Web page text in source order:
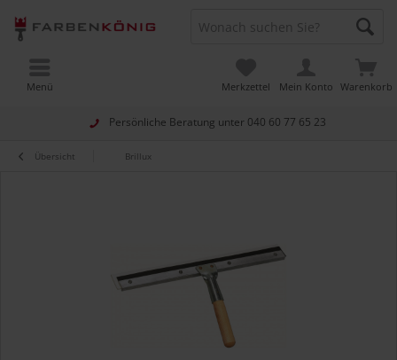
Persönliche Beratung unter 040 60 77 65 23
Warenkorb
Merkzettel Mein Konto
Menü
Übersicht Brillux